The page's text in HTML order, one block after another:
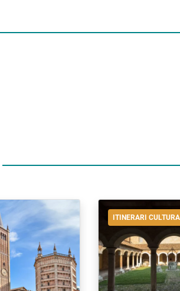
ITINERARI